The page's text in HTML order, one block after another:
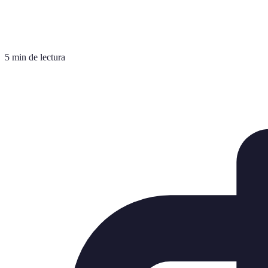
5 min de lectura